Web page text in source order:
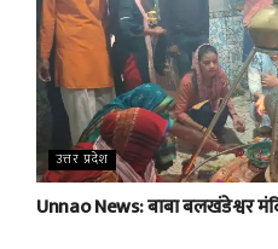
उत्तर प्रदेश
Unnao News: बाबा बलखंडेश्वर